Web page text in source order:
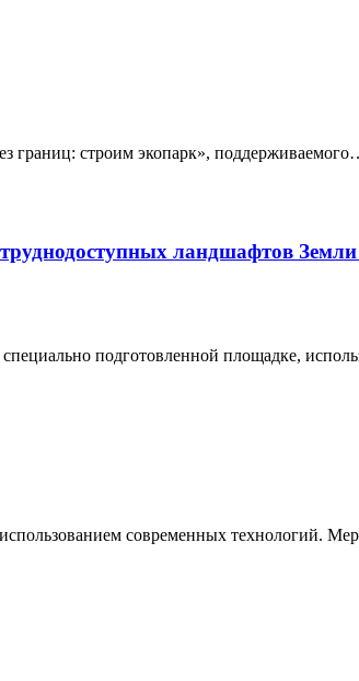
границ: строим экопарк»,
ландшафтов
подготовленной площадке,
современных технологий.